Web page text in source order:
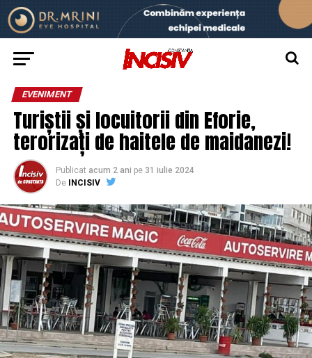
EVENIMENT
Turiștii și locuitorii din Eforie,
terorizați de haitele de maidanezi!
Publicat acum 2 ani pe 31 iulie 2024
De
INCISIV